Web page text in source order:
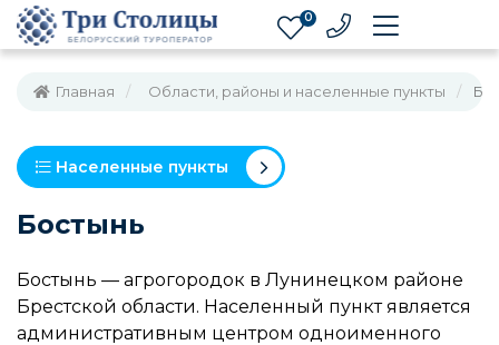
0
Главная Области, районы и населенные пункты
Населенные пункты
Бостынь
Бостынь — агрогородок в Лунинецком районе
Брестской области. Населенный пункт является
административным центром одноименного